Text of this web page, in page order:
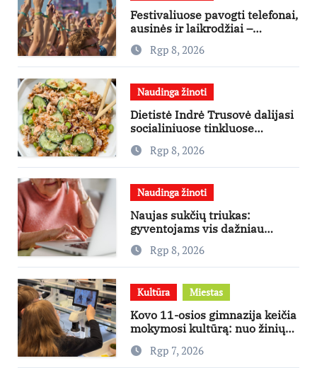
Festivaliuose pavogti telefonai,
ausinės ir laikrodžiai –
ekspertai primena apie
didžiausias finansines rizikas
Rgp 8, 2026
Naudinga žinoti
Dietistė Indrė Trusovė dalijasi
socialiniuose tinkluose
išpopuliarėjusiu lašišos salotų
receptuRgp 8, 2026
Naudinga žinoti
Naujas sukčių triukas:
gyventojams vis dažniau
skambina per „Viber“
Rgp 8, 2026
Kultūra Miestas
Kovo 11-osios gimnazija keičia
mokymosi kultūrą: nuo žinių
kaupimo – prie jų supratimo ir
taikymo
Rgp 7, 2026